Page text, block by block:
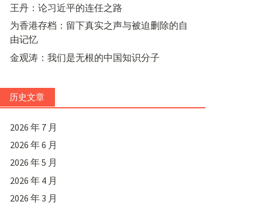
王丹：论习近平的连任之路
为香港存档：留下真实之声与被迫删除的自
由记忆
金观涛：我们是无根的中国知识分子
历史文章
2026 年 7 月
2026 年 6 月
2026 年 5 月
2026 年 4 月
2026 年 3 月